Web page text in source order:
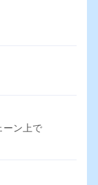
ーン上で